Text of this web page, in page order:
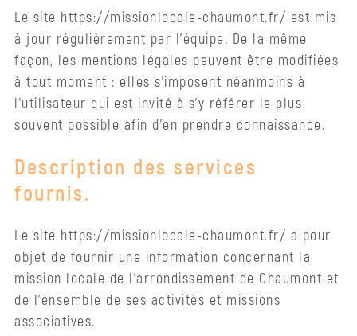
Le site https://missionlocale-chaumont.fr/ est mis
à jour régulièrement par l’équipe. De la même
façon, les mentions légales peuvent être modifiées
à tout moment : elles s’imposent néanmoins à
l’utilisateur qui est invité à s’y référer le plus
souvent possible afin d’en prendre connaissance.
Description des services
fournis.
Le site https://missionlocale-chaumont.fr/ a pour
objet de fournir une information concernant la
mission locale de l’arrondissement de Chaumont et
de l’ensemble de ses activités et missions
associatives.
Clause
d’insertion
Parrainage
entreprise